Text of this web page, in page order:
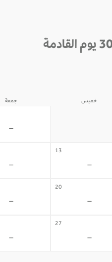
خميس جمعة
-
13
-
-
20
-
-
27
-
-